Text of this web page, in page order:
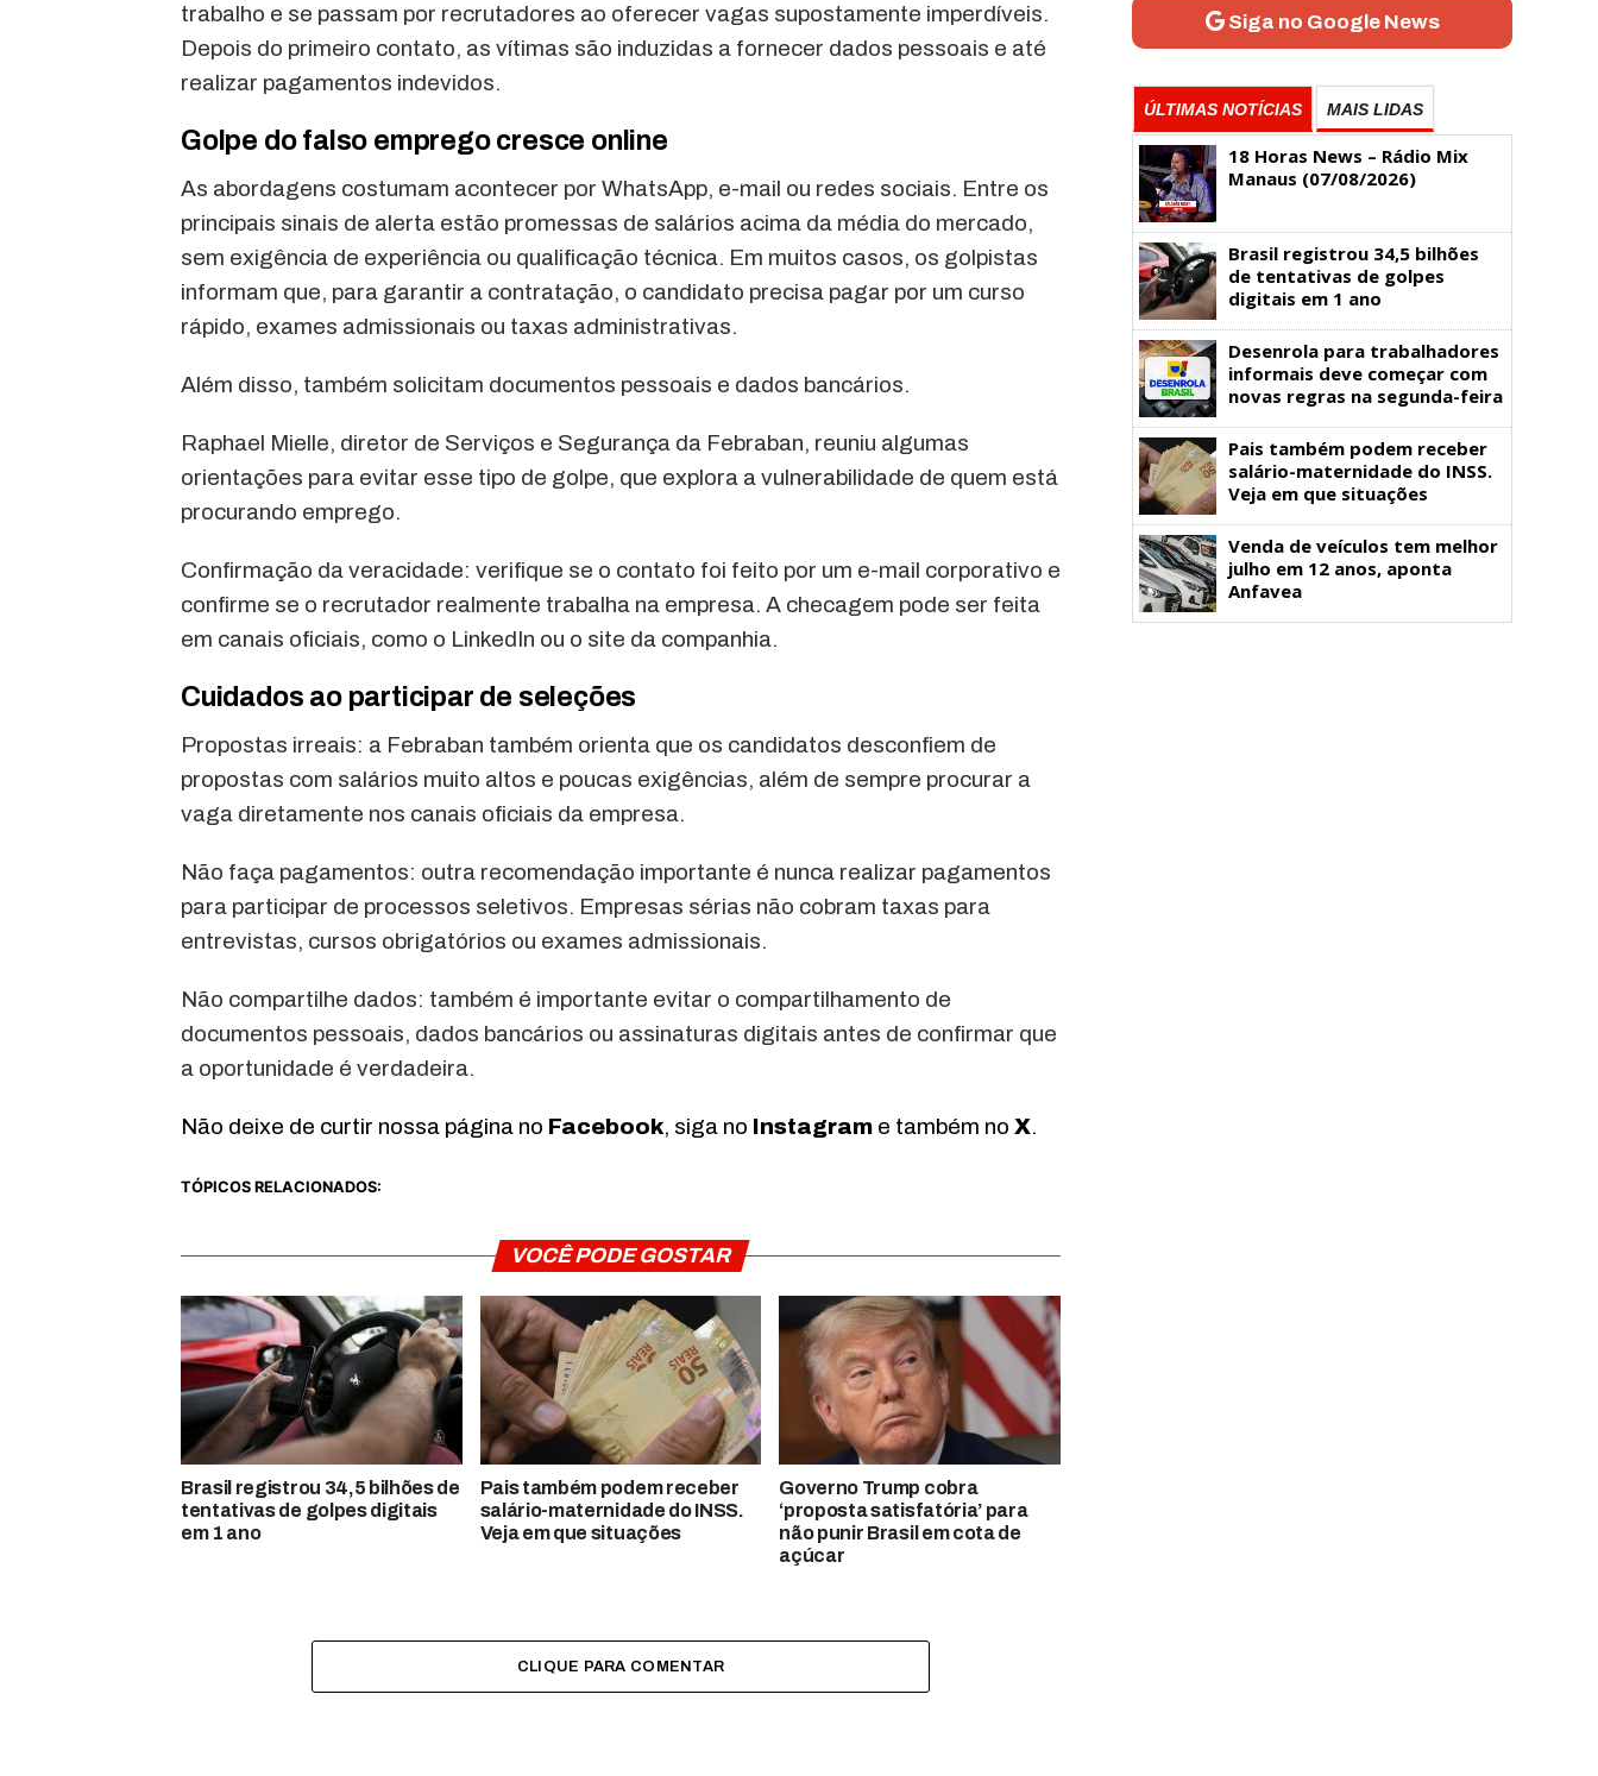
trabalho e se passam por recrutadores ao oferecer vagas supostamente imperdíveis.
Depois do primeiro contato, as vítimas são induzidas a fornecer dados pessoais e até
realizar pagamentos indevidos.
Golpe do falso emprego cresce online
As abordagens costumam acontecer por WhatsApp, e-mail ou redes sociais. Entre os
principais sinais de alerta estão promessas de salários acima da média do mercado,
sem exigência de experiência ou qualificação técnica. Em muitos casos, os golpistas
informam que, para garantir a contratação, o candidato precisa pagar por um curso
rápido, exames admissionais ou taxas administrativas.
Além disso, também solicitam documentos pessoais e dados bancários.
Raphael Mielle, diretor de Serviços e Segurança da Febraban, reuniu algumas
orientações para evitar esse tipo de golpe, que explora a vulnerabilidade de quem está
procurando emprego.
Confirmação da veracidade: verifique se o contato foi feito por um e-mail corporativo e
confirme se o recrutador realmente trabalha na empresa. A checagem pode ser feita
em canais oficiais, como o LinkedIn ou o site da companhia.
Cuidados ao participar de seleções
Propostas irreais: a Febraban também orienta que os candidatos desconfiem de
propostas com salários muito altos e poucas exigências, além de sempre procurar a
vaga diretamente nos canais oficiais da empresa.
Não faça pagamentos: outra recomendação importante é nunca realizar pagamentos
para participar de processos seletivos. Empresas sérias não cobram taxas para
entrevistas, cursos obrigatórios ou exames admissionais.
Não compartilhe dados: também é importante evitar o compartilhamento de
documentos pessoais, dados bancários ou assinaturas digitais antes de confirmar que
a oportunidade é verdadeira.
Não deixe de curtir nossa página no Facebook, siga no Instagram e também no X.
TÓPICOS RELACIONADOS:
VOCÊ PODE GOSTAR
Brasil registrou 34,5 bilhões de
tentativas de golpes digitais
em 1 ano
Pais também podem receber
salário-maternidade do INSS.
Veja em que situações
Governo Trump cobra
‘proposta satisfatória’ para
não punir Brasil em cota de
açúcar
CLIQUE PARA COMENTAR
Siga no Google News
ÚLTIMAS NOTÍCIAS MAIS LIDAS
18 Horas News​​​​​​​​​​​​ – Rádio Mix
Manaus (07/08/2026)
Brasil registrou 34,5 bilhões
de tentativas de golpes
digitais em 1 ano
Desenrola para trabalhadores
informais deve começar com
novas regras na segunda-feira
Pais também podem receber
salário-maternidade do INSS.
Veja em que situações
Venda de veículos tem melhor
julho em 12 anos, aponta
Anfavea